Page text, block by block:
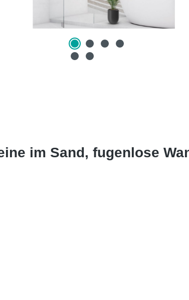
im Sand, fugenlose